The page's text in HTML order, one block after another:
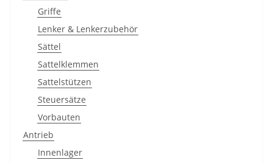
Griffe
Lenker & Lenkerzubehör
Sättel
Sattelklemmen
Sattelstützen
Steuersätze
Vorbauten
Antrieb
Innenlager